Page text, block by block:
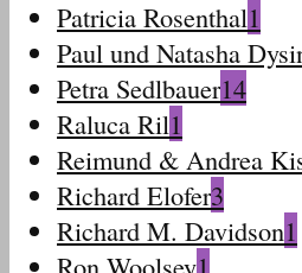
Patricia Rosenthal1
Paul und Natasha
Petra Sedlbauer14
Raluca Ril1
Reimund & Andrea
Richard Elofer3
Richard M. Davidson1